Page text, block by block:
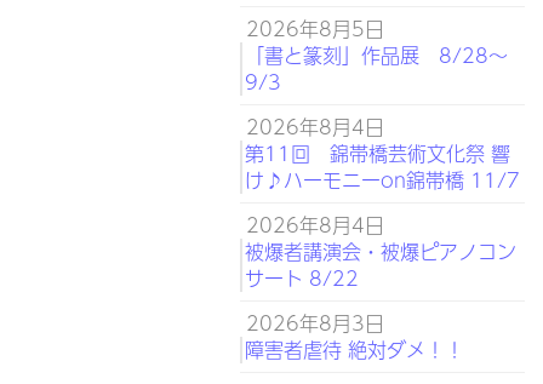
2026年8月5日
「書と篆刻」作品展 8/28～
9/3
2026年8月4日
第11回 錦帯橋芸術文化祭 響
け♪ハーモニーon錦帯橋 11/7
2026年8月4日
被爆者講演会・被爆ピアノコン
サート 8/22
2026年8月3日
障害者虐待 絶対ダメ！！